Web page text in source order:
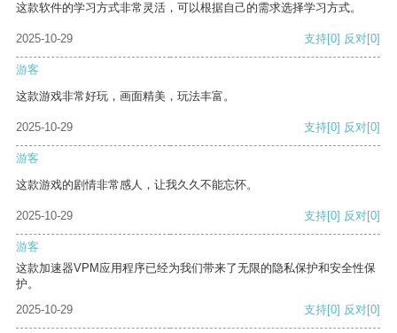
这款软件的学习方式非常灵活，可以根据自己的需求选择学习方式。
2025-10-29 支持[0] 反对[0]
游客
这款游戏非常好玩，画面精美，玩法丰富。
2025-10-29 支持[0] 反对[0]
游客
这款游戏的剧情非常感人，让我久久不能忘怀。
2025-10-29 支持[0] 反对[0]
游客
这款加速器VPM应用程序已经为我们带来了无限的隐私保护和安全性保
护。
2025-10-29
支持[0] 反对[0]